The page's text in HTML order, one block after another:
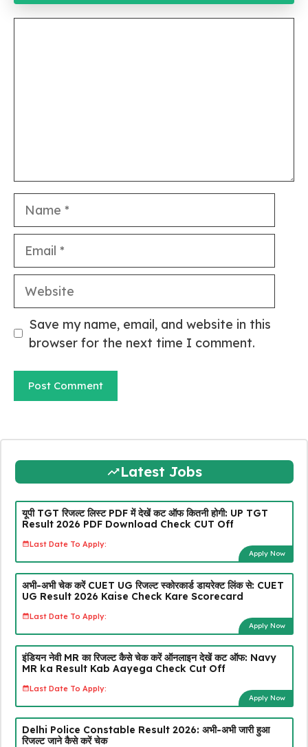
Name
Email
Website
Save my name, email, and website in this
browser for the next time I comment.
Latest Jobs
यूपी TGT रिजल्ट लिस्ट PDF में देखें कट ऑफ कितनी होगी: UP TGT
Result 2026 PDF Download Check CUT Off
Last Date To Apply:
Apply Now
अभी-अभी चेक करें CUET UG रिजल्ट स्कोरकार्ड डायरेक्ट लिंक से: CUET
UG Result 2026 Kaise Check Kare Scorecard
Last Date To Apply:
Apply Now
इंडियन नेवी MR का रिजल्ट कैसे चेक करें ऑनलाइन देखें कट ऑफ: Navy
MR ka Result Kab Aayega Check Cut Off
Last Date To Apply:
Apply Now
Delhi Police Constable Result 2026: अभी-अभी जारी हुआ
रिजल्ट जाने कैसे करें चेक